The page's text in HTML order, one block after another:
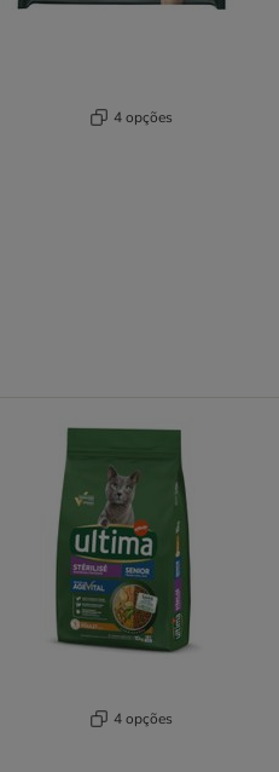
4 opções
4 opções